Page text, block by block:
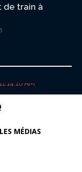
train à
MÉDIAS